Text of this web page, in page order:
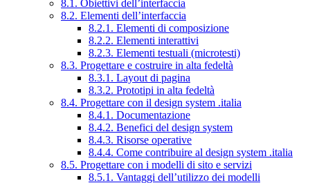
8.1. Obiettivi dell’interfaccia
8.2. Elementi dell’interfaccia
8.2.1. Elementi di composizione
8.2.2. Elementi interattivi
8.2.3. Elementi testuali (microtesti)
8.3. Progettare e costruire in alta fedeltà
8.3.1. Layout di pagina
8.3.2. Prototipi in alta fedeltà
8.4. Progettare con il design system .italia
8.4.1. Documentazione
8.4.2. Benefici del design system
8.4.3. Risorse operative
8.4.4. Come contribuire al design system .italia
8.5. Progettare con i modelli di sito e servizi
8.5.1. Vantaggi dell’utilizzo dei modelli